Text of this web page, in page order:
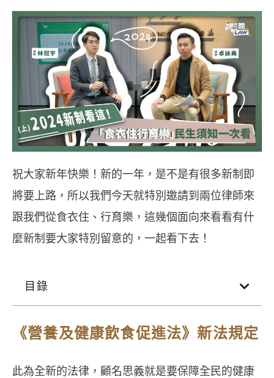
祝大家新年快樂！新的一年，是不是有很多新制即
將要上路，所以我們今天就特別邀請到兩位律師來
跟我們從食衣住、行育樂，這幾個面向來看看有什
麼新制要大家特別留意的，一起看下去！
目錄
《營養及健康飲食促進法》新法規定
此為全新的法律，顧名思義就是要保障全民的健康